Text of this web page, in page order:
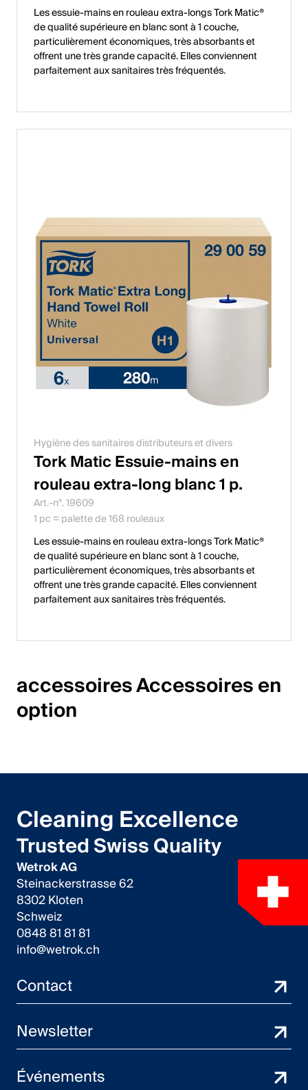
Les essuie-mains en rouleau extra-longs Tork Matic®
de qualité supérieure en blanc sont à 1 couche,
particulièrement économiques, très absorbants et
offrent une très grande capacité. Elles conviennent
parfaitement aux sanitaires très fréquentés.
Hygiène des sanitaires distributeurs et divers
Tork Matic Essuie-mains en
rouleau extra-long blanc 1 p.
Art.-n°. 19609
1 pc = palette de 168 rouleaux
Les essuie-mains en rouleau extra-longs Tork Matic®
de qualité supérieure en blanc sont à 1 couche,
particulièrement économiques, très absorbants et
offrent une très grande capacité. Elles conviennent
parfaitement aux sanitaires très fréquentés.
accessoires Accessoires en
option
Cleaning Excellence
Trusted Swiss Quality
Wetrok AG
Steinackerstrasse 62
8302 Kloten
Schweiz
0848 81 81 81
info@wetrok.ch
Contact
Newsletter
Événements